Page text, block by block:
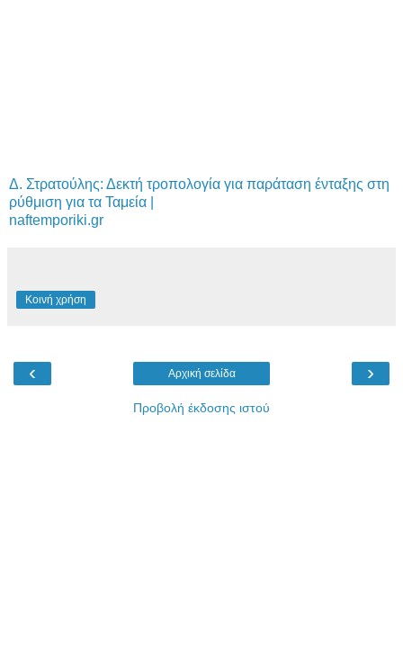
Δ. Στρατούλης: Δεκτή τροπολογία για παράταση ένταξης στη
ρύθμιση για τα Ταμεία |
naftemporiki.gr
Κοινή χρήση
‹ ›
Αρχική σελίδα
Προβολή έκδοσης ιστού